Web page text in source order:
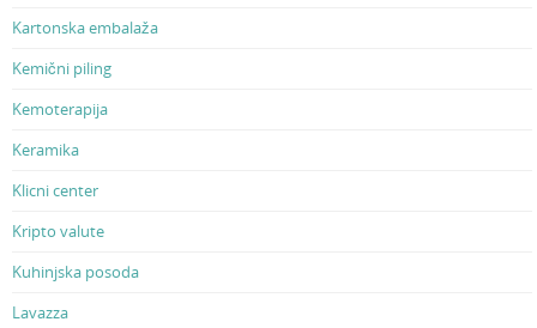
Kartonska embalaža
Kemični piling
Kemoterapija
Keramika
Klicni center
Kripto valute
Kuhinjska posoda
Lavazza